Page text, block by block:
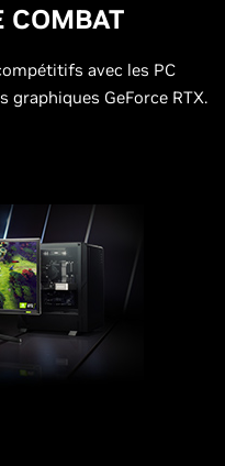
COMBAT
avec les PC
graphiques GeForce RTX.